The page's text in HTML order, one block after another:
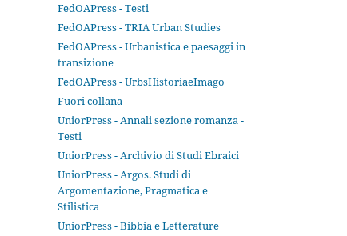
FedOAPress - Testi
FedOAPress - TRIA Urban Studies
FedOAPress - Urbanistica e paesaggi in
transizione
FedOAPress - UrbsHistoriaeImago
Fuori collana
UniorPress - Annali sezione romanza -
Testi
UniorPress - Archivio di Studi Ebraici
UniorPress - Argos. Studi di
Argomentazione, Pragmatica e
Stilistica
UniorPress - Bibbia e Letterature